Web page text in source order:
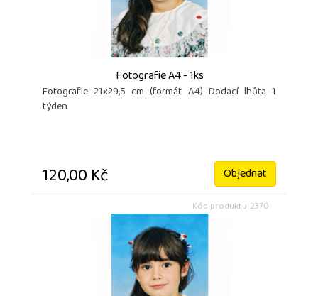
Fotografie A4 - 1ks
Fotografie 21x29,5 cm (formát A4) Dodací lhůta 1
týden
120,00 Kč Objednat
Kód produktu: 2370